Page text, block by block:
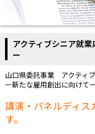
アクティブシニア就
ー
山口県委託事業 アクティ
ー新たな雇用創出に向けて
講演・パネルディス
す。